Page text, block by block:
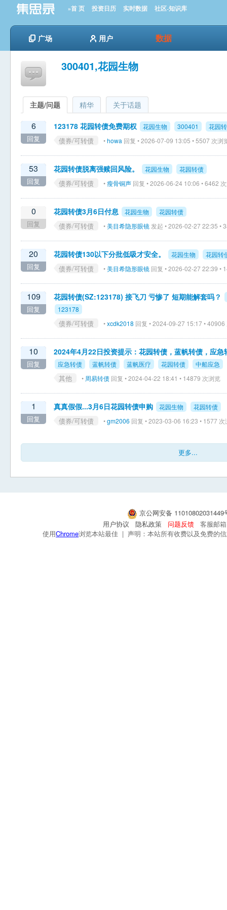
»首 页 投资日历 实时数据 社区-知识库
广场 用户 数据
300401,花园生物
主题/问题 精华 关于话题
6
回复
123178 花园转债免费期权 花园生物 300401 花园
债券/可转债 •howa 回复 • 2026-07-09 13:05 • 5507 次浏
53
回复
花园转债脱离强赎回风险。 花园生物 花园转债
债券/可转债 •瘦骨铜声 回复 • 2026-06-24 10:06 • 6462
0
回复
花园转债3月6日付息 花园生物 花园转债
债券/可转债 •美目希隐形眼镜 发起 • 2026-02-27 22:35 •
20
回复
花园转债130以下分批低吸才安全。 花园生物 花园转
债券/可转债 •美目希隐形眼镜 回复 • 2026-02-27 22:39 •
109
回复
花园转债(SZ:123178) 接飞刀 亏惨了 短期能解套吗？
123178
债券/可转债 •xcdk2018 回复 • 2024-09-27 15:17 • 40906
10
回复
2024年4月22日投资提示：花园转债，蓝帆转债，应急
应急转债 蓝帆转债 蓝帆医疗 花园转债 中船应急
其他 • 周易转债 回复 • 2024-04-22 18:41 • 14879 次浏览
1
回复
真真假假...3月6日花园转债申购 花园生物 花园转债
债券/可转债 •gm2006 回复 • 2023-03-06 16:23 • 1577 次
更多...
京公网安备
用户协议
隐私政策 问题反馈
客服邮
使用Chrome浏览本站最佳 | 声明：本站所有收费以及免费的